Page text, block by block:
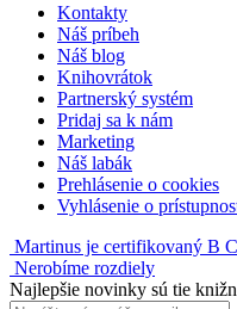
Kontakty
Náš príbeh
Náš blog
Knihovrátok
Partnerský systém
Pridaj sa k nám
Marketing
Náš labák
Prehlásenie o cookies
Vyhlásenie o
Martinus je certifikovaný B
Nerobíme rozdiely
Najlepšie novinky sú tie